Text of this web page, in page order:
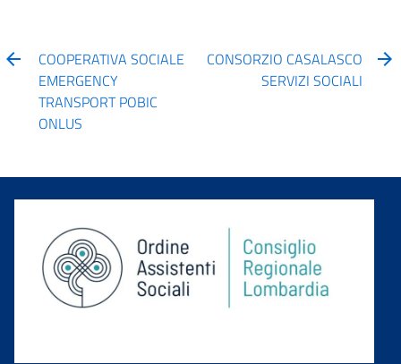
COOPERATIVA SOCIALE
EMERGENCY
TRANSPORT POBIC
ONLUS
CONSORZIO CASALASCO
SERVIZI SOCIALI